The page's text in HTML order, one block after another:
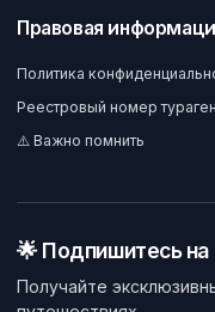
Правовая
Политика
Реестровый номер
⚠️ Важно помнить
🌟 Подпишитесь на
Получайте